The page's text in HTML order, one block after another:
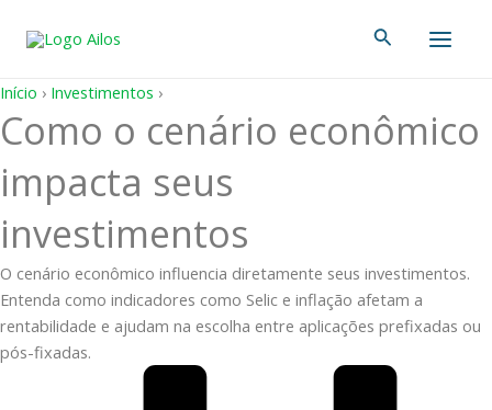
para
conteúdo
Pesquisar
Início › Investimentos ›
Como o cenário econômico
impacta seus
investimentos
O cenário econômico influencia diretamente seus investimentos.
Entenda como indicadores como Selic e inflação afetam a
rentabilidade e ajudam na escolha entre aplicações prefixadas ou
pós-fixadas.